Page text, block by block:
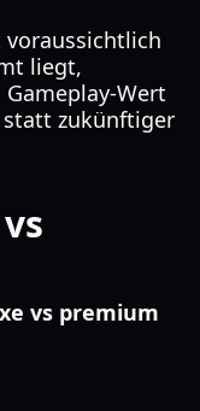
voraussichtlich
liegt,
Wert
statt zukünftiger
vs premium